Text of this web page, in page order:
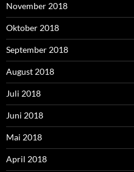
November 2018
Oktober 2018
September 2018
August 2018
Juli 2018
Juni 2018
Mai 2018
April 2018